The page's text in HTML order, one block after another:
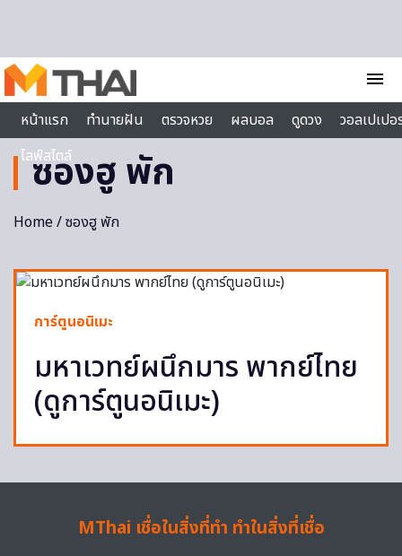
menu
หน้าแรก
ทำนายฝัน ตรวจหวย ผลบอล ดูดวง
วอลเปเป
ไลฟ์สไตล์
ซองฮู พัก
Home/ ซองฮู พัก
การ์ตูนอนิเมะ
มหาเวทย์ผนึกมาร พากย์ไทย
(ดูการ์ตูนอนิเมะ)
MThai เชื่อในสิ่งที่ทำ ทำในสิ่งที่เชื่อ